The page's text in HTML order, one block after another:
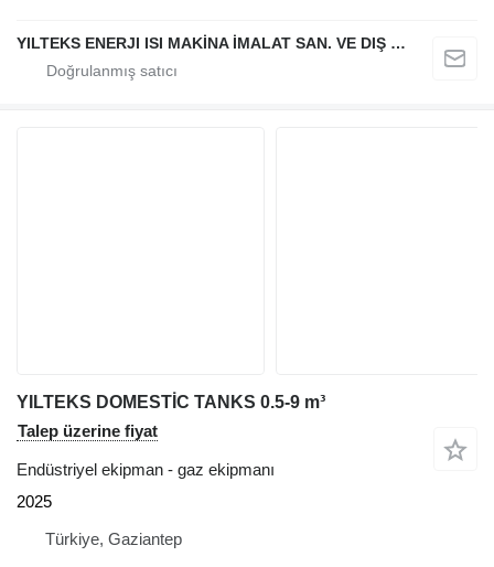
YILTEKS ENERJI ISI MAKİNA İMALAT SAN. VE DIŞ TİC. LTD. ŞTİ.
YILTEKS DOMESTİC TANKS 0.5-9 m³
Talep üzerine fiyat
Endüstriyel ekipman - gaz ekipmanı
2025
Türkiye, Gaziantep